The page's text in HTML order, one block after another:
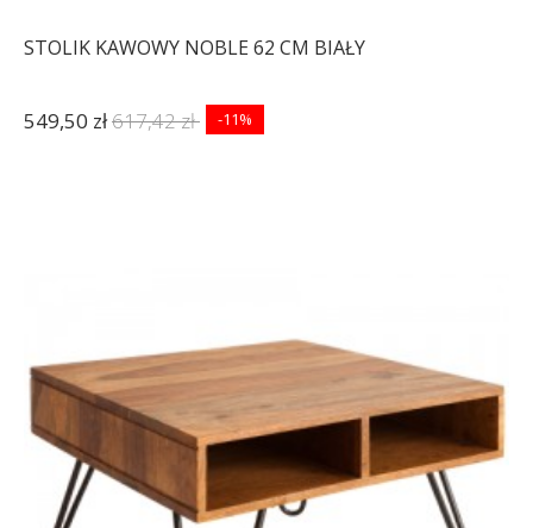
STOLIK KAWOWY NOBLE 62 CM BIAŁY
549,50 zł617,42 zł -11%